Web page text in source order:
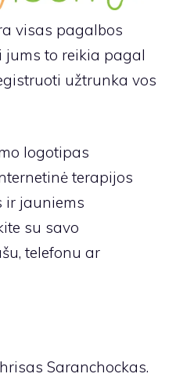
visas pagalbos
jums to reikia pagal
užtrunka vos
terapijos
jauniems
su savo
telefonu ar
Saranchockas.